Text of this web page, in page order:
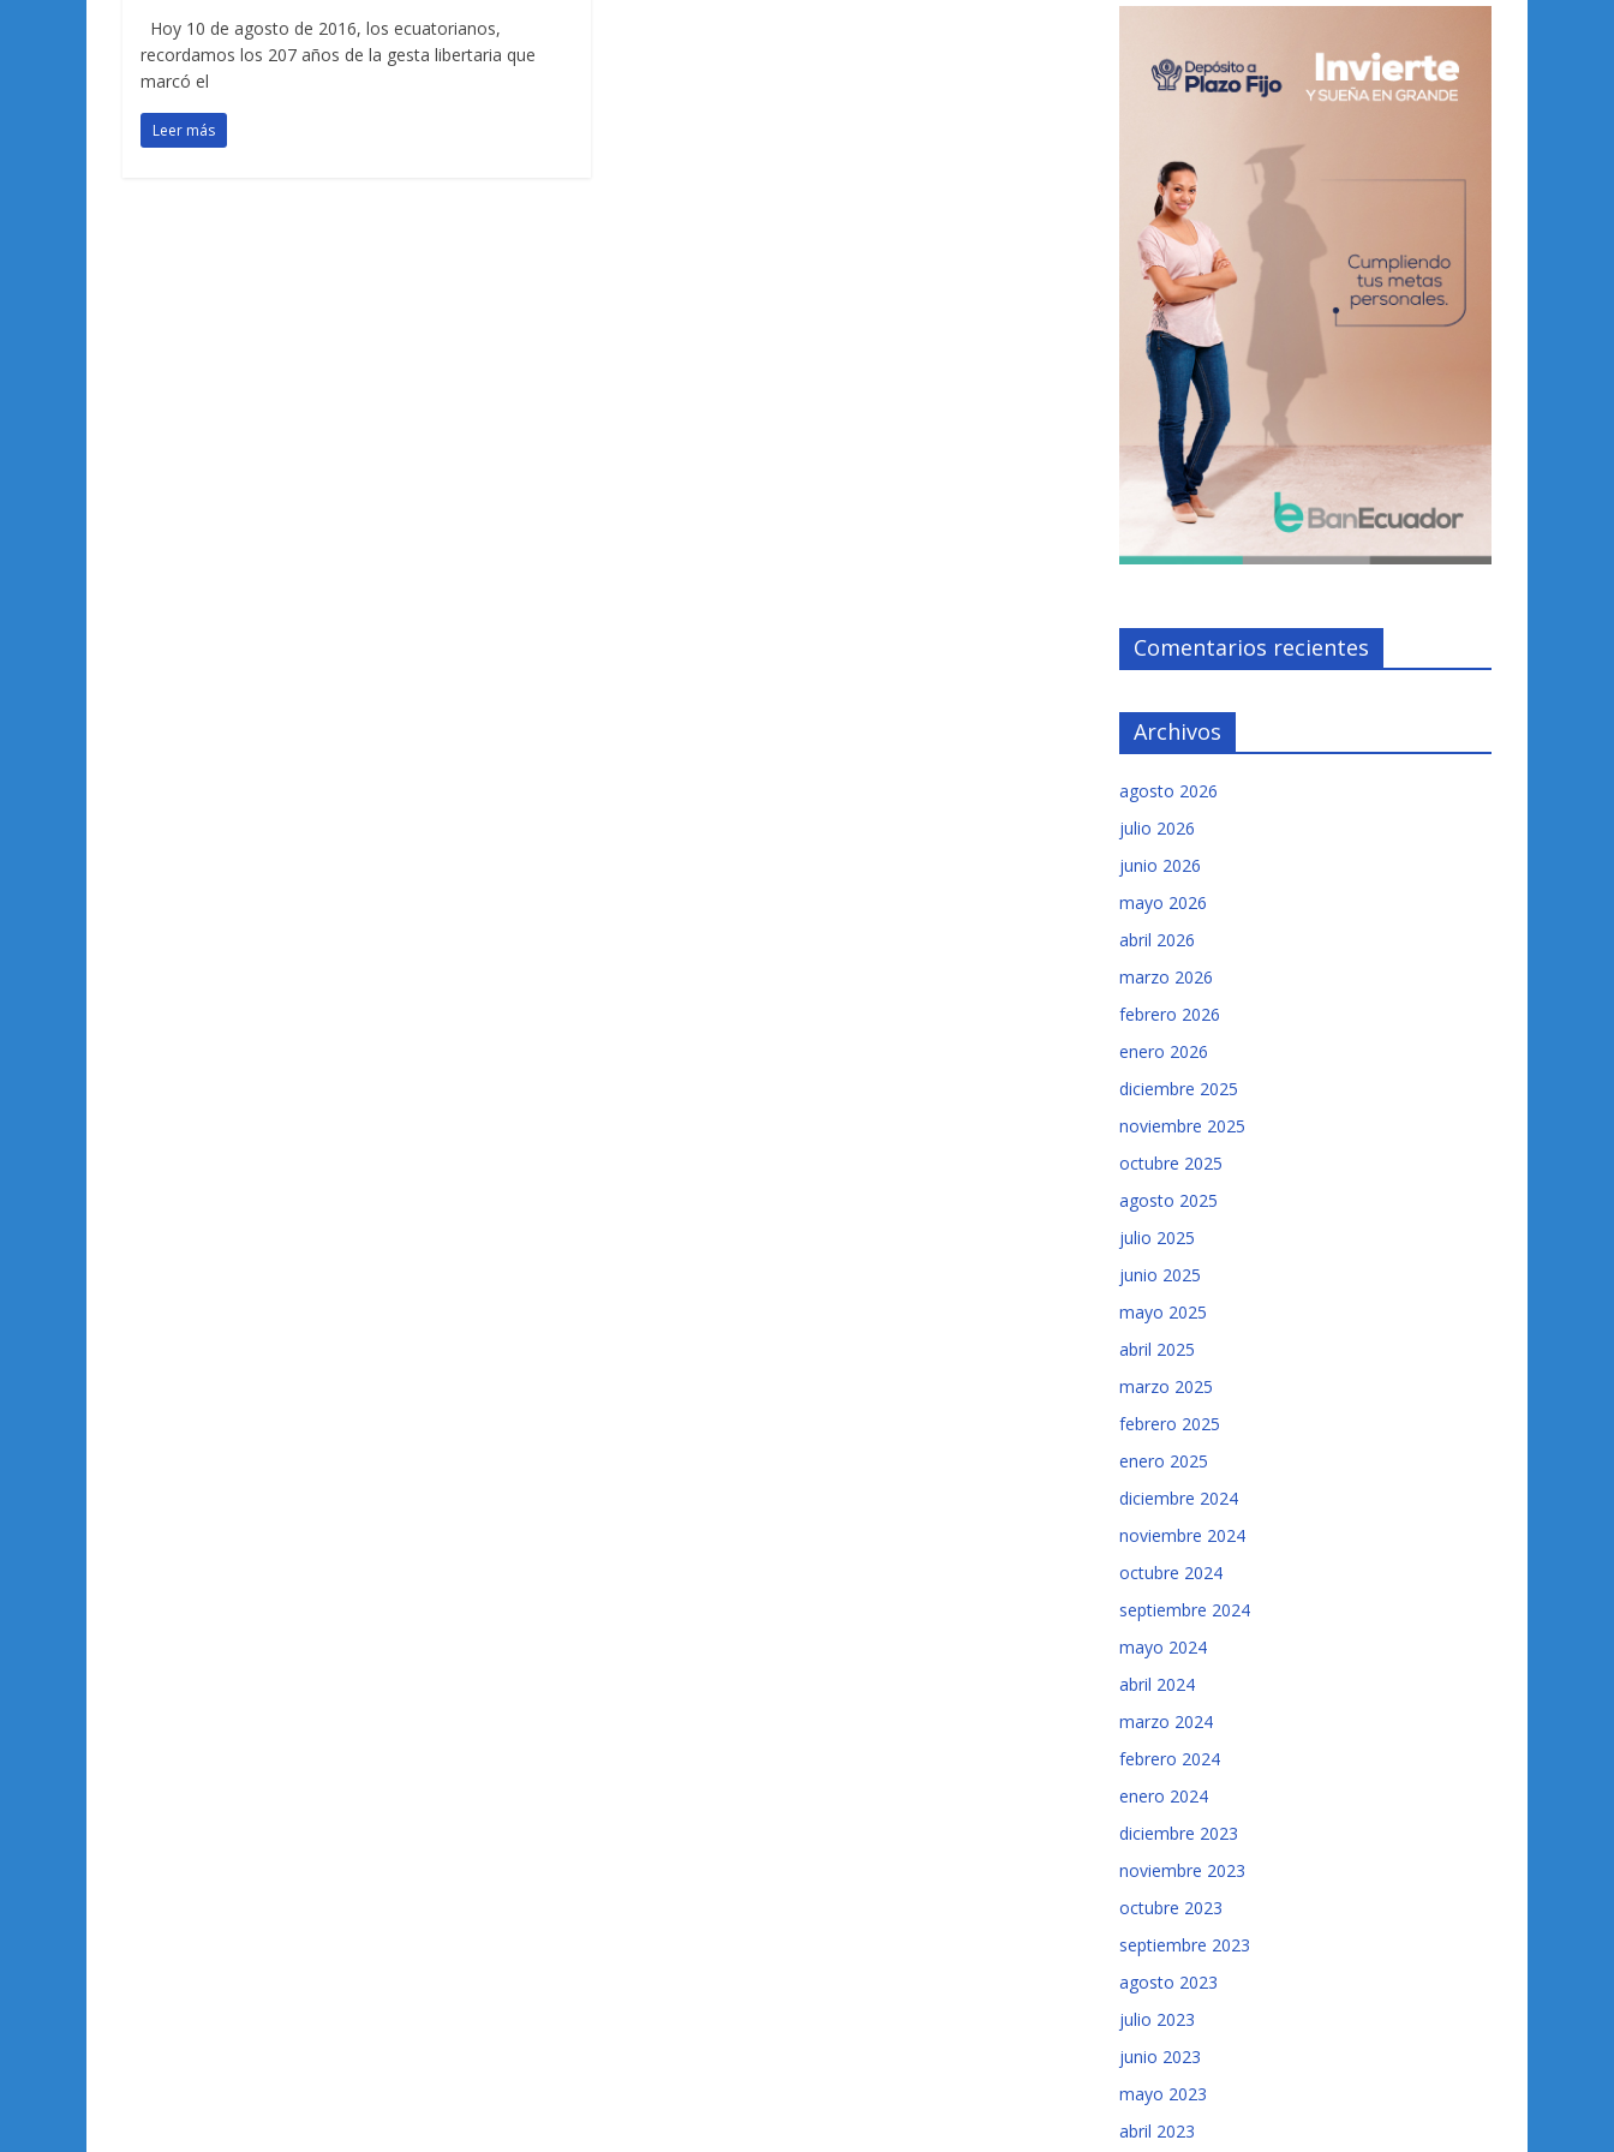
Hoy 10 de agosto de 2016, los ecuatorianos,
recordamos los 207 años de la gesta libertaria que
marcó el
Leer más
Comentarios recientes
Archivos
agosto 2026
julio 2026
junio 2026
mayo 2026
abril 2026
marzo 2026
febrero 2026
enero 2026
diciembre 2025
noviembre 2025
octubre 2025
agosto 2025
julio 2025
junio 2025
mayo 2025
abril 2025
marzo 2025
febrero 2025
enero 2025
diciembre 2024
noviembre 2024
octubre 2024
septiembre 2024
mayo 2024
abril 2024
marzo 2024
febrero 2024
enero 2024
diciembre 2023
noviembre 2023
octubre 2023
septiembre 2023
agosto 2023
julio 2023
junio 2023
mayo 2023
abril 2023